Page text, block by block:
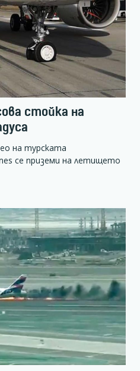
стойка на
на турската
се приземи на летището